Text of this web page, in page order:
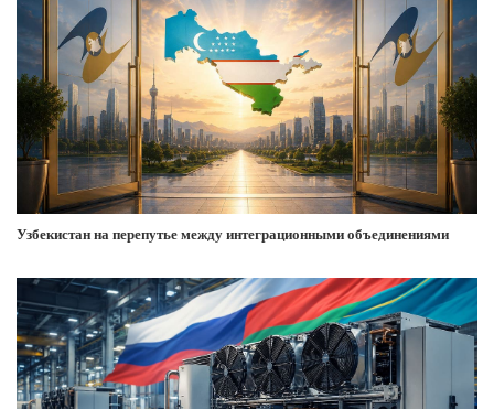
Узбекистан на перепутье между интеграционными объединениями